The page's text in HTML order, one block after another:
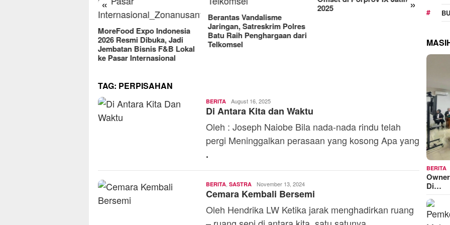
« »
Berantas Vandalisme
Jaringan, Satreskrim Polres
Batu Raih Penghargaan dari
Telkomsel
2025
Manjakan Pelanggan,
RAT
TAG: PERPISAHAN
BERITA Admin
August 16, 2025
Di Antara Kita dan Waktu
Oleh : Joseph Naiobe Bila nada-nada rindu telah
pergi Meninggalkan perasaan yang kosong Apa yang
.
BERITA SASTRA Admin
November 13, 2024
Cemara Kembali Bersemi
Oleh Hendrika LW Ketika jarak menghadirkan ruang
BERITA
Di…